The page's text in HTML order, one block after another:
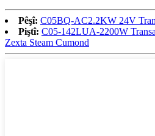
Pêşî: C05BQ-AC2.2KW 24V
Piştî: C05-142LUA-2200W
Zexta Steam Cumond